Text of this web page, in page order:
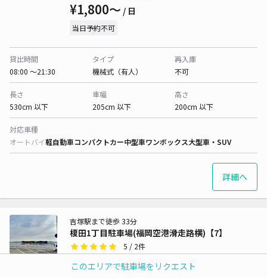
このエリアで駐車場をリクエスト
¥1,800〜 / 日
当日予約不可
貸出時間
08:00 〜21:30
タイプ
機械式（有人）
再入庫
不可
長さ
530cm 以下
車幅
205cm 以下
高さ
200cm 以下
対応車種
オートバイ軽自動車コンパクトカー中型車ワンボックス大型車・SUV
詳細へ
榎田1丁目駐車場(福岡空港滑走路横)【7】
吉塚駅まで徒歩 33分
5 / 2件
¥500〜/ 日